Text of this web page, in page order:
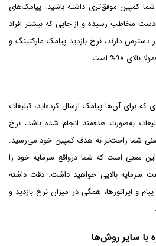
شما کمپین موفق‌تری داشته باشید. پیامک‌های
مخاطب رسیده و از جایی که بیشتر افراد
دارند، نرخ بازدید پیامک مارکتینگ و
۹۸% است.
که برای آن‌ها پیامک ارسال کرده‌اید، تبلیغات
به‌صورت هدفمند انجام شده باشد، نرخ
یعنی شما راحت‌تر به هدف کمپین خود می‌رسید.
معنی است که شما در‌واقع سرمایه خود را
سرمایه بالایی خواهید داشت. دقت داشته
و اپراتورها، همگی در میزان نرخ بازدید و
با سایر روش‌ها